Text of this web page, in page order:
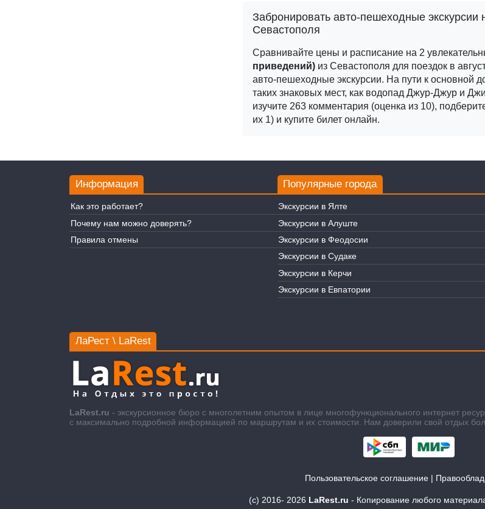
Забронировать авто-пешеходные
Севастополя
Сравнивайте цены и расписание на 2
приведений) из Севастополя для поездок в
авто-пешеходные экскурсии. На пути к основной
таких знаковых мест, как водопад Джур-Джур и
изучите 263 комментария (оценка из 10),
их 1) и купите билет онлайн.
Информация
Как это работает?
Почему нам можно доверять?
Правила отмены
Популярные города
Экскурсии в Ялте
Экскурсии в Алуште
Экскурсии в Феодосии
Экскурсии в Судаке
Экскурсии в Керчи
Экскурсии в Евпатории
ЛаРест \ LaRest
LaRest.ru - экскурсионное бюро с многолетним опытом в лице многофункционального интернет
с максимально подробной информацией по маршрутам и их стоимости. Нам доверили свой отдых
(c) 2016- 2026 LaRest.ru - Копирование любого
Пользовательское соглашение|